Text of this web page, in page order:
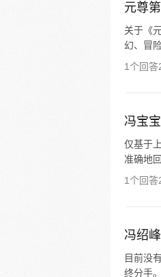
元尊
关于《
幻、冒
1个回答
冯宝
仅基于
准确地
1个回答
冯绍
目前没
终分手